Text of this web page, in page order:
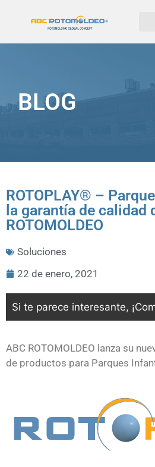
BLOG
ROTOPLAY® –
la garantía de calidad
ROTOMOLDEO
Soluciones
22 de enero, 2021
Si te parece interesante,
ABC ROTOMOLDEO lanza su
de productos para Parques